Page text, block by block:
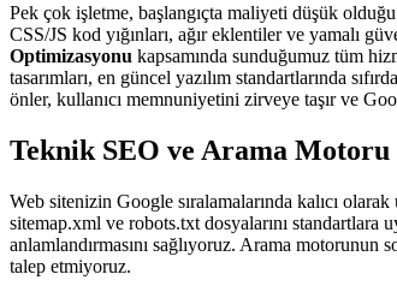
Pek çok işletme, başlangıçta maliyeti düşük
CSS/JS kod yığınları, ağır eklentiler ve yamalı
Optimizasyonu kapsamında sunduğumuz tüm
tasarımları, en güncel yazılım standartlarında
önler, kullanıcı memnuniyetini zirveye taşır ve
Teknik SEO ve Arama
Web sitenizin Google sıralamalarında kalıcı
sitemap.xml ve robots.txt dosyalarını standartlara
anlamlandırmasını sağlıyoruz. Arama
talep etmiyoruz.